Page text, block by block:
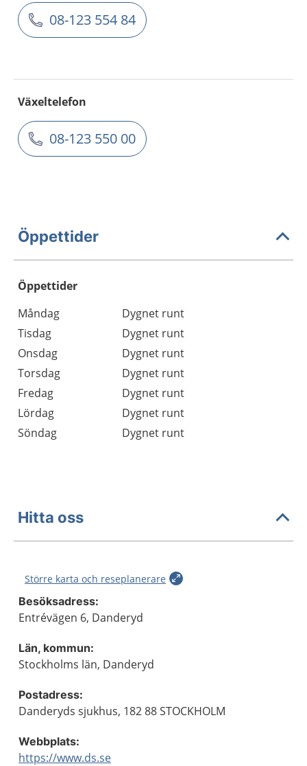
08-123 554 84
Växeltelefon
08-123 550 00
Öppettider
Öppettider
Dag
Öppettider
Kommentarer
Måndag
Dygnet runt
Tisdag
Dygnet runt
Onsdag
Dygnet runt
Torsdag
Dygnet runt
Fredag
Dygnet runt
Lördag
Dygnet runt
Söndag
Dygnet runt
Hitta oss
Större karta och reseplanerare
Besöksadress:
Entrévägen 6, Danderyd
Län, kommun:
Stockholms län, Danderyd
Postadress:
Danderyds sjukhus, 182 88 STOCKHOLM
Webbplats:
https://www.ds.se